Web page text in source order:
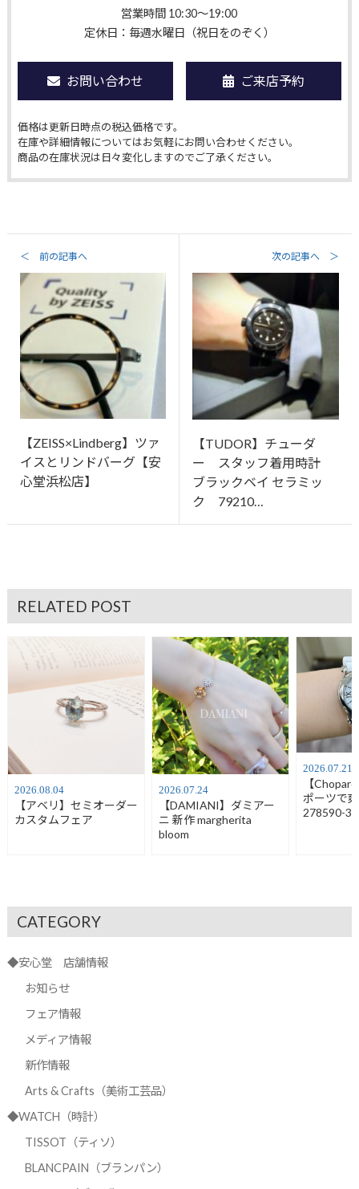
営業時間 10:30〜19:00
定休日：毎週水曜日（祝日をのぞく）
お問い合わせ ご来店予約
価格は更新日時点の税込価格です。
在庫や詳細情報についてはお気軽にお問い合わせください。
商品の在庫状況は日々変化しますのでご了承ください。
＜ 前の記事へ
【ZEISS×Lindberg】ツァ
イスとリンドバーグ【安
心堂浜松店】
次の記事へ ＞
【TUDOR】チューダ
ー スタッフ着用時計
ブラックベイ セラミッ
ク 79210…
RELATED POST
2026.08.04
【アベリ】セミオーダー
カスタムフェア
2026.07.24
【DAMIANI】ダミアー
ニ 新作 margherita
bloom
2026.07.21
【
ポーツで
278590-
CATEGORY
◆安心堂 店舗情報
お知らせ
フェア情報
メディア情報
新作情報
Arts & Crafts（美術工芸品）
◆WATCH（時計）
TISSOT（ティソ）
BLANCPAIN（ブランパン）